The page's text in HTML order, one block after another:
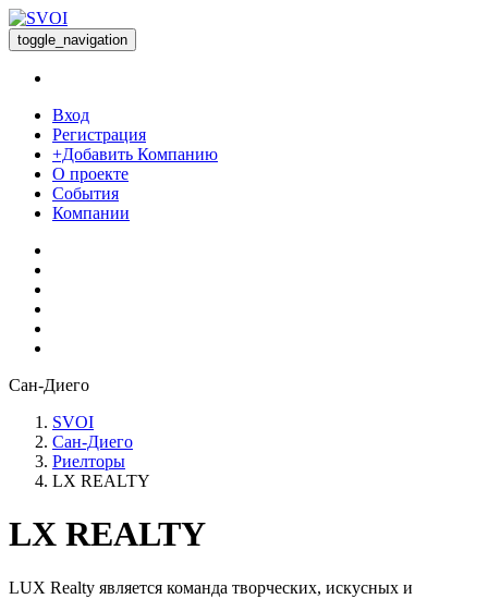
toggle_navigation
Вход
Регистрация
+Добавить Компанию
О проекте
События
Компании
Сан-Диего
SVOI
Сан-Диего
Риелторы
LX REALTY
LX REALTY
LUX Realty является команда творческих, искусных и